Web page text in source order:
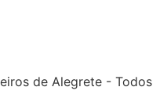
de Alegrete - Todos